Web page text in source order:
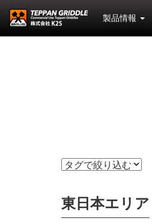
製品情報
東日本エリア